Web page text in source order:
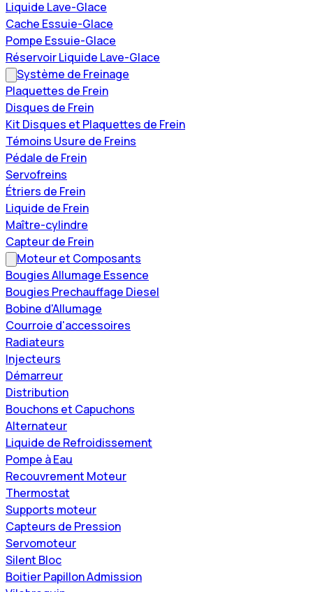
Liquide Lave-Glace
Cache Essuie-Glace
Pompe Essuie-Glace
Réservoir Liquide Lave-Glace
Système de Freinage
Plaquettes de Frein
Disques de Frein
Kit Disques et Plaquettes de Frein
Témoins Usure de Freins
Pédale de Frein
Servofreins
Étriers de Frein
Liquide de Frein
Maître-cylindre
Capteur de Frein
Moteur et Composants
Bougies Allumage Essence
Bougies Prechauffage Diesel
Bobine d'Allumage
Courroie d'accessoires
Radiateurs
Injecteurs
Démarreur
Distribution
Bouchons et Capuchons
Alternateur
Liquide de Refroidissement
Pompe à Eau
Recouvrement Moteur
Thermostat
Supports moteur
Capteurs de Pression
Servomoteur
Silent Bloc
Boitier Papillon Admission